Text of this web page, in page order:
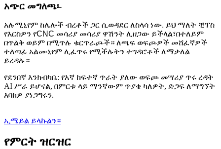
አጭር መግለጫ፡-
አሉሚኒየም ከሌሎች ብረቶች ጋር ሲወዳደር ለስላሳ ነው. ይህ ማለት ቺፕስ
የእርስዎን የCNC መሳሪያ መሳሪያ ዋሽንት ሊዘጋው ይችላል፣በተለይም
በጥልቅ ወይም በሚጥሉ ቁርጥራጮች። ለጫፍ ወፍጮዎች መሸፈኛዎች
ተለጣፊ አልሙኒየም ሊፈጥሩ የሚችሉትን ተግዳሮቶች ለማቃለል
ይረዳሉ።
የደንበኛ እንክብካቤ: የእኛ ከፍተኛ ጥራት ያለው ወፍጮ መሣሪያ ጥሩ ረዳት
AI ሥራ ይሆናል, በምርቱ ላይ ማንኛውም ጥያቄ ካለዎት, ድጋፍ ለማግኘት
እባክዎ ያነጋግሩን.
ኢሜይል ይላኩልን።
የምርት ዝርዝር